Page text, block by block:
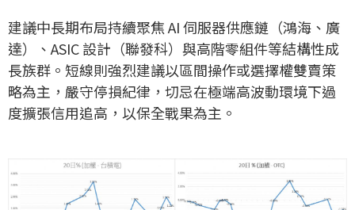
建議中長期布局持續聚焦 AI 伺服器供應鏈（鴻海、廣
達）、ASIC 設計（聯發科）與高階零組件等結構性成
長族群。短線則強烈建議以區間操作或選擇權雙賣策
略為主，嚴守停損紀律，切忌在極端高波動環境下過
度擴張信用追高，以保全戰果為主。